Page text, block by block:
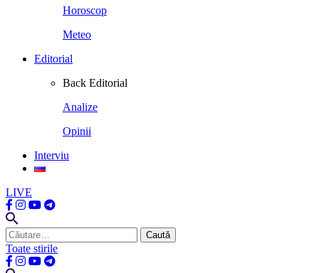
Horoscop
Meteo
Editorial
Back Editorial
Analize
Opinii
Interviu
LIVE
Caută
după:
Toate stirile